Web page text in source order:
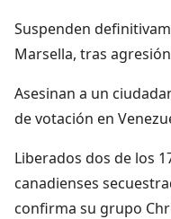
Suspenden
Marsella, tras
Asesinan a un
de votación en
Liberados dos de los
canadienses
confirma su grupo